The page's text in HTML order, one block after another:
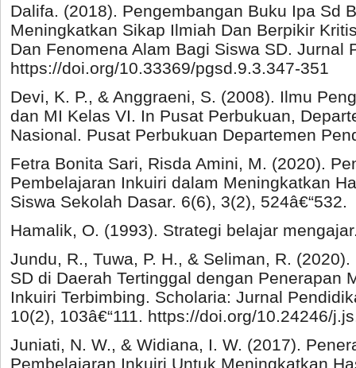
Dalifa. (2018). Pengembangan Buku Ipa Sd
Meningkatkan Sikap Ilmiah Dan Berpikir
Dan Fenomena Alam Bagi Siswa SD. Jurnal
https://doi.org/10.33369/pgsd.9.3.347-351
Devi, K. P., & Anggraeni, S. (2008). Ilmu
dan MI Kelas VI. In Pusat Perbukuan,
Nasional. Pusat Perbukuan Departemen
Fetra Bonita Sari, Risda Amini, M. (2020).
Pembelajaran Inkuiri dalam Meningkatkan
Siswa Sekolah Dasar. 6(6), 3(2), 524â€“532.
Hamalik, O. (1993). Strategi belajar
Jundu, R., Tuwa, P. H., & Seliman, R.
SD di Daerah Tertinggal dengan Penerapan
Inkuiri Terbimbing. Scholaria: Jurnal
10(2), 103â€“111. https://doi.org/10.24246/
Juniati, N. W., & Widiana, I. W. (2017).
Pembelajaran Inkuiri Untuk Meningkatkan